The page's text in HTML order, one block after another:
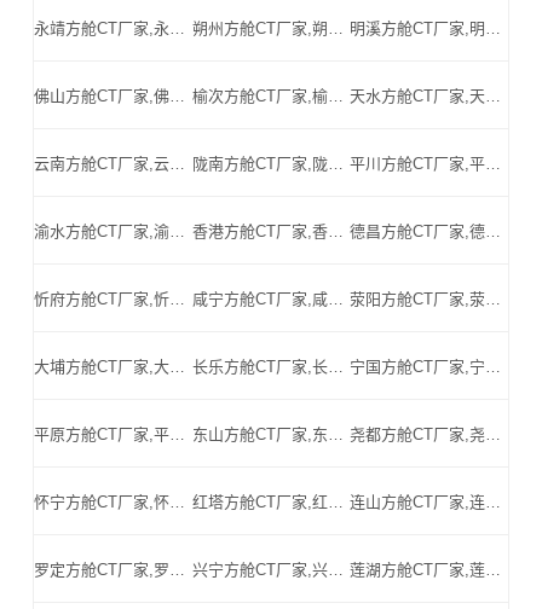
永靖方舱CT厂家,永靖方舱式CT,永靖CT方舱,永靖方舱CT,永靖医用CT方舱,永靖移动方舱CT-永靖医用CT方舱公司 朔州方舱CT厂家,朔州方舱式CT,朔州CT方舱,朔州方舱CT,朔州医用CT方舱,朔州移动方舱CT-朔州医用CT方舱公司 明溪方舱CT厂家,明溪方舱式CT,明溪CT方舱,明溪方舱CT,明溪医用CT方舱,明溪移动方舱CT-明溪医用CT方舱公司
佛山方舱CT厂家,佛山方舱式CT,佛山CT方舱,佛山方舱CT,佛山医用CT方舱,佛山移动方舱CT-佛山医用CT方舱公司 榆次方舱CT厂家,榆次方舱式CT,榆次CT方舱,榆次方舱CT,榆次医用CT方舱,榆次移动方舱CT-榆次医用CT方舱公司 天水方舱CT厂家,天水方舱式CT,天水CT方舱,天水方舱CT,天水医用CT方舱,天水移动方舱CT-天水医用CT方舱公司
云南方舱CT厂家,云南方舱式CT,云南CT方舱,云南方舱CT,云南医用CT方舱,云南移动方舱CT-云南医用CT方舱公司 陇南方舱CT厂家,陇南方舱式CT,陇南CT方舱,陇南方舱CT,陇南医用CT方舱,陇南移动方舱CT-陇南医用CT方舱公司 平川方舱CT厂家,平川方舱式CT,平川CT方舱,平川方舱CT,平川医用CT方舱,平川移动方舱CT-平川医用CT方舱公司
渝水方舱CT厂家,渝水方舱式CT,渝水CT方舱,渝水方舱CT,渝水医用CT方舱,渝水移动方舱CT-渝水医用CT方舱公司 香港方舱CT厂家,香港方舱式CT,香港CT方舱,香港方舱CT,香港医用CT方舱,香港移动方舱CT-香港医用CT方舱公司 德昌方舱CT厂家,德昌方舱式CT,德昌CT方舱,德昌方舱CT,德昌医用CT方舱,德昌移动方舱CT-德昌医用CT方舱公司
忻府方舱CT厂家,忻府方舱式CT,忻府CT方舱,忻府方舱CT,忻府医用CT方舱,忻府移动方舱CT-忻府医用CT方舱公司 咸宁方舱CT厂家,咸宁方舱式CT,咸宁CT方舱,咸宁方舱CT,咸宁医用CT方舱,咸宁移动方舱CT-咸宁医用CT方舱公司 荥阳方舱CT厂家,荥阳方舱式CT,荥阳CT方舱,荥阳方舱CT,荥阳医用CT方舱,荥阳移动方舱CT-荥阳医用CT方舱公司
大埔方舱CT厂家,大埔方舱式CT,大埔CT方舱,大埔方舱CT,大埔医用CT方舱,大埔移动方舱CT-大埔医用CT方舱公司 长乐方舱CT厂家,长乐方舱式CT,长乐CT方舱,长乐方舱CT,长乐医用CT方舱,长乐移动方舱CT-长乐医用CT方舱公司 宁国方舱CT厂家,宁国方舱式CT,宁国CT方舱,宁国方舱CT,宁国医用CT方舱,宁国移动方舱CT-宁国医用CT方舱公司
平原方舱CT厂家,平原方舱式CT,平原CT方舱,平原方舱CT,平原医用CT方舱,平原移动方舱CT-平原医用CT方舱公司 东山方舱CT厂家,东山方舱式CT,东山CT方舱,东山方舱CT,东山医用CT方舱,东山移动方舱CT-东山医用CT方舱公司 尧都方舱CT厂家,尧都方舱式CT,尧都CT方舱,尧都方舱CT,尧都医用CT方舱,尧都移动方舱CT-尧都医用CT方舱公司
怀宁方舱CT厂家,怀宁方舱式CT,怀宁CT方舱,怀宁方舱CT,怀宁医用CT方舱,怀宁移动方舱CT-怀宁医用CT方舱公司 红塔方舱CT厂家,红塔方舱式CT,红塔CT方舱,红塔方舱CT,红塔医用CT方舱,红塔移动方舱CT-红塔医用CT方舱公司 连山方舱CT厂家,连山方舱式CT,连山CT方舱,连山方舱CT,连山医用CT方舱,连山移动方舱CT-连山医用CT方舱公司
罗定方舱CT厂家,罗定方舱式CT,罗定CT方舱,罗定方舱CT,罗定医用CT方舱,罗定移动方舱CT-罗定医用CT方舱公司 兴宁方舱CT厂家,兴宁方舱式CT,兴宁CT方舱,兴宁方舱CT,兴宁医用CT方舱,兴宁移动方舱CT-兴宁医用CT方舱公司 莲湖方舱CT厂家,莲湖方舱式CT,莲湖CT方舱,莲湖方舱CT,莲湖医用CT方舱,莲湖移动方舱CT-莲湖医用CT方舱公司